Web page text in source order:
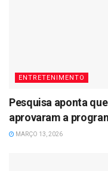
ENTRETENIMENTO
Pesquisa aponta
aprovaram a
MARÇO 13, 2026